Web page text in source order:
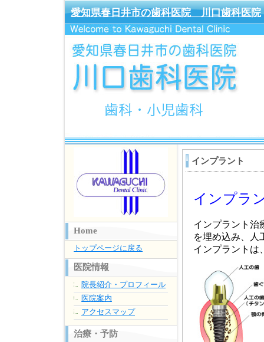
愛知県春日井市の歯科医院 川口歯科医院
Home
トップページに戻る
医院情報
院長紹介・プロフィール
医院案内
アクセスマップ
治療・予防
インプラント
インプラ
インプラント治
を埋め込み、人
インプラントは